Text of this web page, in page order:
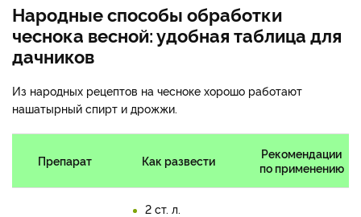
Народные способы обработки
чеснока весной: удобная таблица для
дачников
Из народных рецептов на чесноке хорошо работают
нашатырный спирт и дрожжи.
Препарат Как развести
Рекомендации
по применению
2 ст. л.